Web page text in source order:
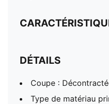
DÉTAILS
Coupe :
Type de matériau